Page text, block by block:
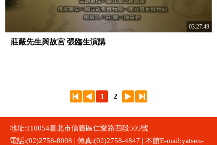
03:27:49
莊嚴先生與故宮 張臨生演講
1 2
地址:110054臺北市信義區仁愛路四段505號
電話:(02)2758-8008 | 傳真:(02)2758-4847 | 本館E-mail:yatsen-